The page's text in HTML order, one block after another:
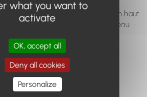
utiliser le moteur de recherche en haut
le menu pour trouver le contenu
Retour à l'accueil
what you want to
activate
OK, accept all
Deny all cookies
Personalize